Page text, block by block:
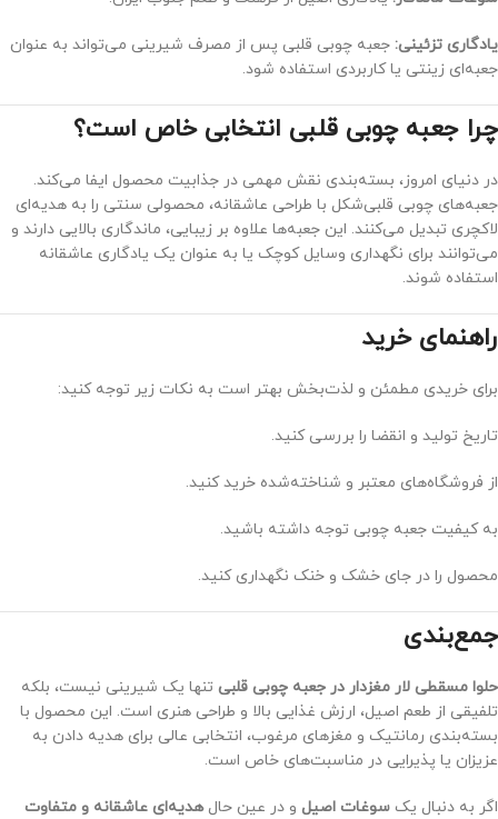
یادگاری تزئینی: جعبه چوبی قلبی پس از مصرف شیرینی می‌تواند به عنوان
جعبه‌ای زینتی یا کاربردی استفاده شود.
چرا جعبه چوبی قلبی انتخابی خاص است؟
در دنیای امروز، بسته‌بندی نقش مهمی در جذابیت محصول ایفا می‌کند.
جعبه‌های چوبی قلبی‌شکل با طراحی عاشقانه، محصولی سنتی را به هدیه‌ای
لاکچری تبدیل می‌کنند. این جعبه‌ها علاوه بر زیبایی، ماندگاری بالایی دارند و
می‌توانند برای نگهداری وسایل کوچک یا به عنوان یک یادگاری عاشقانه
استفاده شوند.
راهنمای خرید
برای خریدی مطمئن و لذت‌بخش بهتر است به نکات زیر توجه کنید:
تاریخ تولید و انقضا را بررسی کنید.
از فروشگاه‌های معتبر و شناخته‌شده خرید کنید.
به کیفیت جعبه چوبی توجه داشته باشید.
محصول را در جای خشک و خنک نگهداری کنید.
جمع‌بندی
حلوا مسقطی لار مغزدار در جعبه چوبی قلبی تنها یک شیرینی نیست، بلکه
تلفیقی از طعم اصیل، ارزش غذایی بالا و طراحی هنری است. این محصول با
بسته‌بندی رمانتیک و مغزهای مرغوب، انتخابی عالی برای هدیه دادن به
عزیزان یا پذیرایی در مناسبت‌های خاص است.
اگر به دنبال یک سوغات اصیل و در عین حالهدیه‌ای عاشقانه و متفاوت